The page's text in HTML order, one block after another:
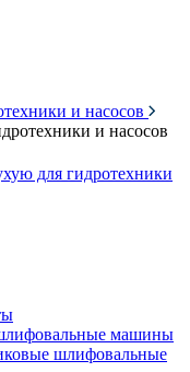
и насосов
и насосов
для гидротехники
машины
шлифовальные